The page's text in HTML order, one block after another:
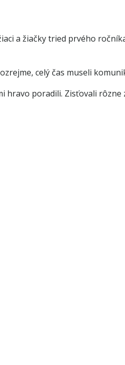
a žiačky tried prvého
celý čas museli
hravo poradili. Zisťovali